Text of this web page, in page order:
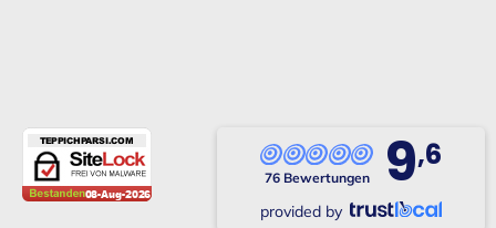
76 Bewertungen 9,6
provided by